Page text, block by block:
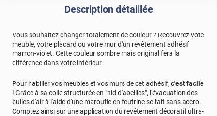
Description détaillée
Vous souhaitez changer totalement de couleur ? Recouvrez vote
meuble, votre placard ou votre mur d'un revêtement adhésif
marron-violet. Cette couleur sombre mais original fera la
différence dans votre intérieur.
Pour habiller vos meubles et vos murs de cet adhésif, c'est facile
! Grâce à sa colle structurée en "nid d'abeilles", l'évacuation des
bulles d'air à l'aide d'une maroufle en feutrine se fait sans accro.
Comptez ainsi sur une application du revêtement décoratif ultra-